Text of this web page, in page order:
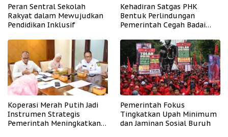
Peran Sentral Sekolah
Rakyat dalam Mewujudkan
Pendidikan Inklusif
Kehadiran Satgas PHK
Bentuk Perlindungan
Pemerintah Cegah Badai
Koperasi Merah Putih Jadi
Instrumen Strategis
Pemerintah Meningkatkan
Pemerintah Fokus
Tingkatkan Upah Minimum
dan Jaminan Sosial Buruh